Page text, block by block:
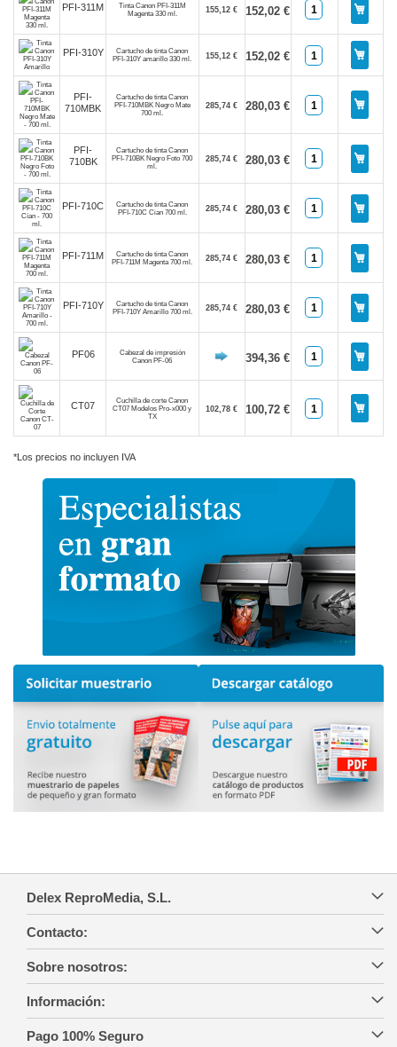
PFI-311M
Tinta Canon PFI-311M
Magenta 330 ml.
155,12 € 152,02 €
PFI-310Y
Cartucho de tinta Canon
PFI-310Y amarillo 330 ml.
155,12 € 152,02 €
PFI-
710MBK
Cartucho de tinta Canon
PFI-710MBK Negro Mate
700 ml.
285,74 € 280,03 €
PFI-
710BK
Cartucho de tinta Canon
PFI-710BK Negro Foto 700
ml.
285,74 € 280,03 €
PFI-710C
Cartucho de tinta Canon
PFI-710C Cian 700 ml.
285,74 € 280,03 €
PFI-711M
Cartucho de tinta Canon
PFI-711M Magenta 700 ml.
285,74 € 280,03 €
PFI-710Y
Cartucho de tinta Canon
PFI-710Y Amarillo 700 ml.
285,74 € 280,03 €
PF06
Cabezal de impresión
Canon PF-06
394,36 €
CT07
Cuchilla de corte Canon
CT07 Modelos Pro-x000 y
TX
102,78 € 100,72 €
*Los precios no incluyen IVA
Delex ReproMedia, S.L.
Contacto:
Sobre nosotros:
Información:
Pago 100% Seguro